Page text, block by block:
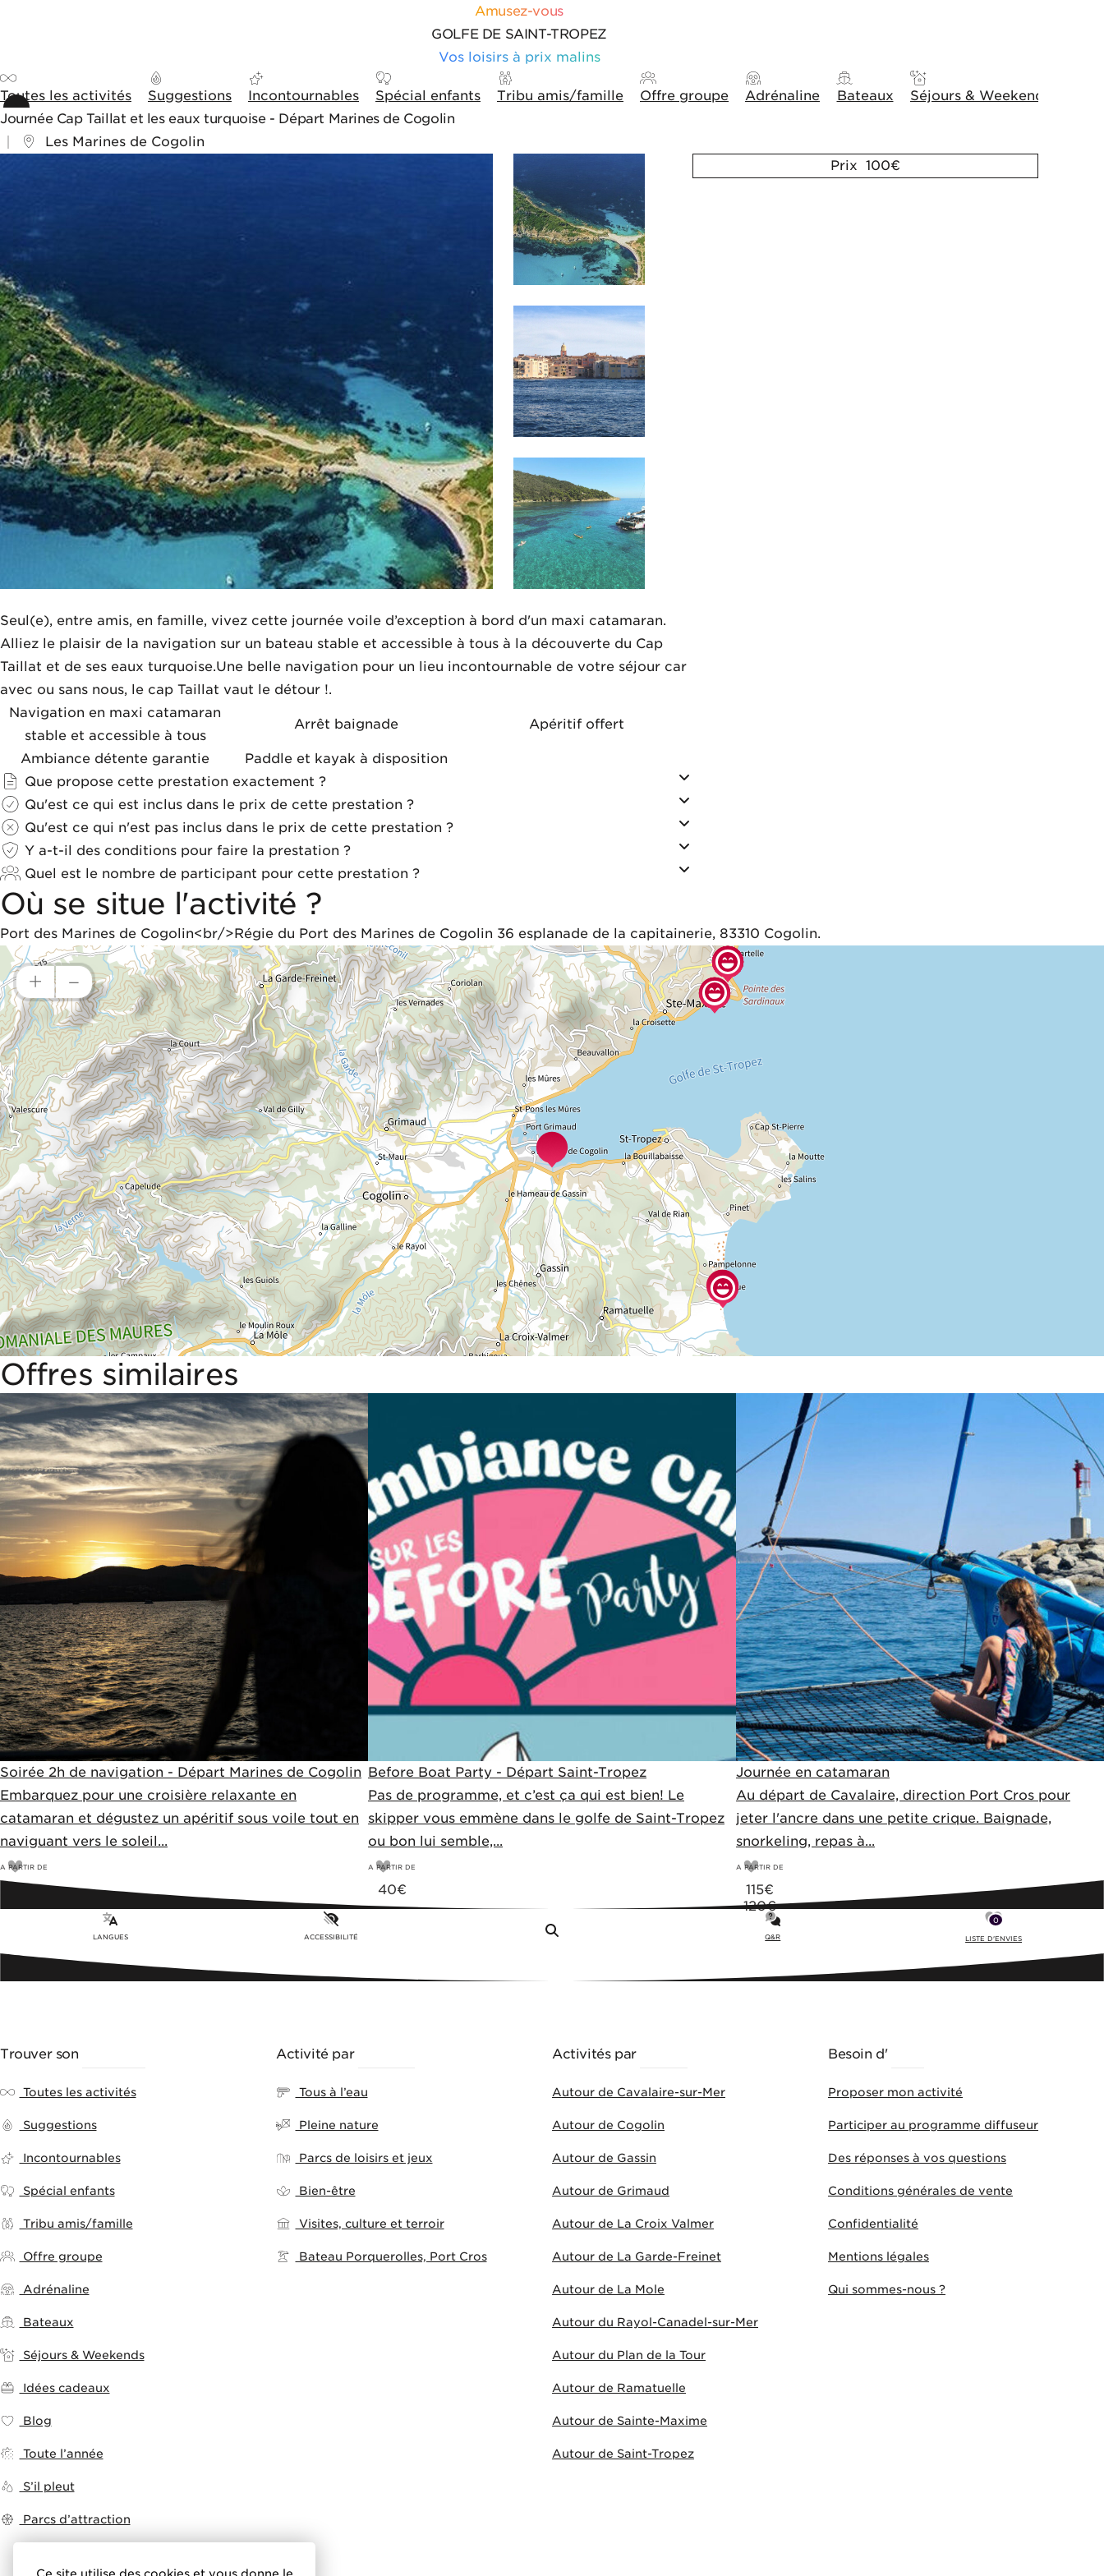
Amusez-vous
GOLFE DE SAINT-TROPEZ
Vos loisirs à prix malins
Toutes les activités Suggestions Incontournables Spécial enfants Tribu amis/famille Offre groupe Adrénaline Bateaux Séjours & Weekends
Journée Cap Taillat et les eaux turquoise - Départ Marines de Cogolin
Les Marines de Cogolin
Seul(e), entre amis, en famille, vivez cette journée voile d’exception à bord d'un maxi catamaran.
Alliez le plaisir de la navigation sur un bateau stable et accessible à tous à la découverte du Cap
Taillat et de ses eaux turquoise.Une belle navigation pour un lieu incontournable de votre séjour car
avec ou sans nous, le cap Taillat vaut le détour !.
Navigation en maxi catamaran
stable et accessible à tous
Arrêt baignade Apéritif offert
Ambiance détente garantie
Paddle et kayak à disposition
Que propose cette prestation exactement ?
Qu'est ce qui est inclus dans le prix de cette prestation ?
Qu'est ce qui n'est pas inclus dans le prix de cette prestation ?
Y a-t-il des conditions pour faire la prestation ?
Quel est le nombre de participant pour cette prestation ?
Prix 100€
Où se situe l'activité ?
Port des Marines de Cogolin<br/>Régie du Port des Marines de Cogolin 36 esplanade de la capitainerie, 83310 Cogolin.
+ –
Offres similaires
Journée en catamaran
Au départ de Cavalaire, direction Port Cros pour
jeter l'ancre dans une petite crique. Baignade,
snorkeling, repas à...
A PARTIR DE
115€
120€
Before Boat Party - Départ Saint-Tropez
Pas de programme, et c’est ça qui est bien! Le
skipper vous emmène dans le golfe de Saint-Tropez
ou bon lui semble,...
A PARTIR DE
40€
Soirée 2h de navigation - Départ Marines de Cogolin
Embarquez pour une croisière relaxante en
catamaran et dégustez un apéritif sous voile tout en
naviguant vers le soleil...
A PARTIR DE
€
LANGUES ACCESSIBILITÉ Menu Q&R
0
LISTE D'ENVIES
Trouver son
Toutes les activités
Suggestions
Incontournables
Spécial enfants
Tribu amis/famille
Offre groupe
Adrénaline
Bateaux
Séjours & Weekends
Idées cadeaux
Blog
Toute l’année
S’il pleut
Parcs d’attraction
Activité par
Tous à l’eau
Pleine nature
Parcs de loisirs et jeux
Bien-être
Visites, culture et terroir
Bateau Porquerolles, Port Cros
Activités par
Autour de Cavalaire-sur-Mer
Autour de Cogolin
Autour de Gassin
Autour de Grimaud
Autour de La Croix Valmer
Autour de La Garde-Freinet
Autour de La Mole
Autour du Rayol-Canadel-sur-Mer
Autour du Plan de la Tour
Autour de Ramatuelle
Autour de Sainte-Maxime
Autour de Saint-Tropez
Besoin d'
Proposer mon activité
Participer au programme diffuseur
Des réponses à vos questions
Conditions générales de vente
Confidentialité
Mentions légales
Qui sommes-nous ?